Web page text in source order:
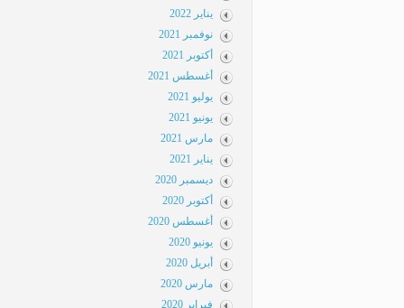
يناير 2022
نوفمبر 2021
أكتوبر 2021
أغسطس 2021
يوليو 2021
يونيو 2021
مارس 2021
يناير 2021
ديسمبر 2020
أكتوبر 2020
أغسطس 2020
يونيو 2020
أبريل 2020
مارس 2020
فبراير 2020